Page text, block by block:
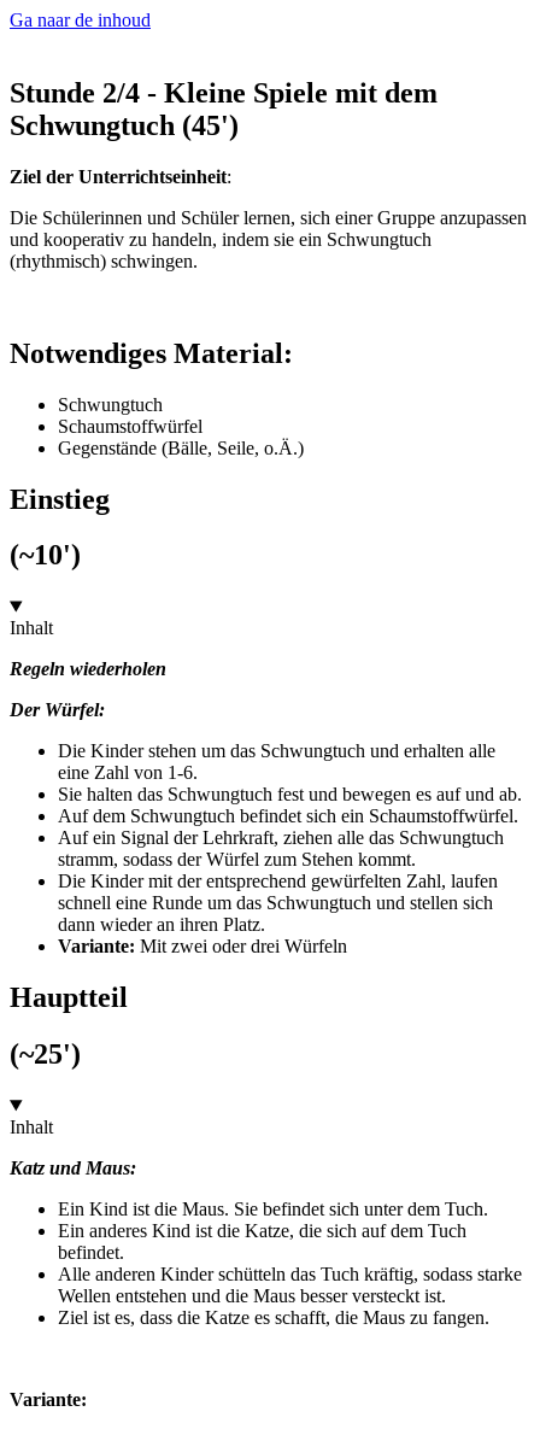
Ga naar de inhoud
Stunde 2/4 - Kleine Spiele mit dem
Schwungtuch (45')
Ziel der Unterrichtseinheit:
Die Schülerinnen und Schüler lernen, sich einer Gruppe anzupassen
und kooperativ zu handeln, indem sie ein Schwungtuch
(rhythmisch) schwingen.
Notwendiges Material:
Schwungtuch
Schaumstoffwürfel
Gegenstände (Bälle, Seile, o.Ä.)
Einstieg
(~10')
Inhalt
Regeln wiederholen
Der Würfel:
Die Kinder stehen um das Schwungtuch und erhalten alle
eine Zahl von 1-6.
Sie halten das Schwungtuch fest und bewegen es auf und ab.
Auf dem Schwungtuch befindet sich ein Schaumstoffwürfel.
Auf ein Signal der Lehrkraft, ziehen alle das Schwungtuch
stramm, sodass der Würfel zum Stehen kommt.
Die Kinder mit der entsprechend gewürfelten Zahl, laufen
schnell eine Runde um das Schwungtuch und stellen sich
dann wieder an ihren Platz.
Variante: Mit zwei oder drei Würfeln
Hauptteil
(~25')
Inhalt
Katz und Maus:
Ein Kind ist die Maus. Sie befindet sich unter dem Tuch.
Ein anderes Kind ist die Katze, die sich auf dem Tuch
befindet.
Alle anderen Kinder schütteln das Tuch kräftig, sodass starke
Wellen entstehen und die Maus besser versteckt ist.
Ziel ist es, dass die Katze es schafft, die Maus zu fangen.
Variante: